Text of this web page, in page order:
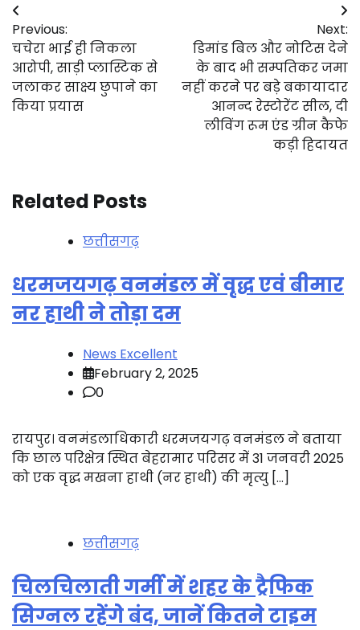
Post
navigation
Previous:
चचेरा भाई ही निकला
आरोपी, साड़ी प्लास्टिक से
जलाकर साक्ष्य छुपाने का
किया प्रयास
Next:
डिमांड बिल और नोटिस देने
के बाद भी सम्पतिकर जमा
नहीं करने पर बड़े बकायादार
आनन्द रेस्टोरेंट सील, दी
लीविंग रूम एंड ग्रीन कैफे
कड़ी हिदायत
Related Posts
छत्तीसगढ़
धरमजयगढ़ वनमंडल में वृद्ध एवं बीमार
नर हाथी ने तोड़ा दम
News Excellent
February 2, 2025
0
रायपुर। वनमंडलाधिकारी धरमजयगढ़ वनमंडल ने बताया
कि छाल परिक्षेत्र स्थित बेहरामार परिसर में 31 जनवरी 2025
को एक वृद्ध मखना हाथी (नर हाथी) की मृत्यु […]
छत्तीसगढ़
चिलचिलाती गर्मी में शहर के ट्रैफिक
सिग्नल रहेंगे बंद, जानें कितने टाइम